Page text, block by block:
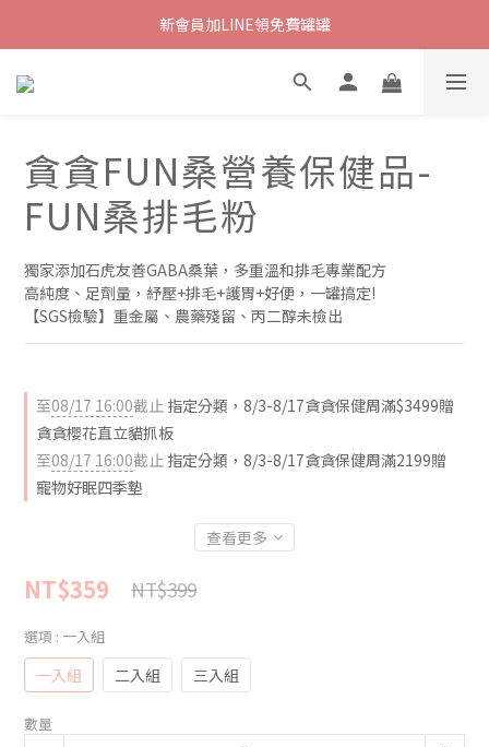
新會員加LINE領免費罐罐
貪貪FUN桑營養保健品-
FUN桑排毛粉
獨家添加石虎友善GABA桑葉，多重溫和排毛專業配方
高純度、足劑量，紓壓+排毛+護胃+好便，一罐搞定!
【SGS檢驗】重金屬、農藥殘留、丙二醇未檢出
至08/17 16:00截止 指定分類，8/3-8/17貪貪保健周滿$3499贈
貪貪櫻花直立貓抓板
至08/17 16:00截止 指定分類，8/3-8/17貪貪保健周滿2199贈
寵物好眠四季墊
查看更多
NT$399
NT$359
選項 : 一入組
一入組 二入組 三入組
數量